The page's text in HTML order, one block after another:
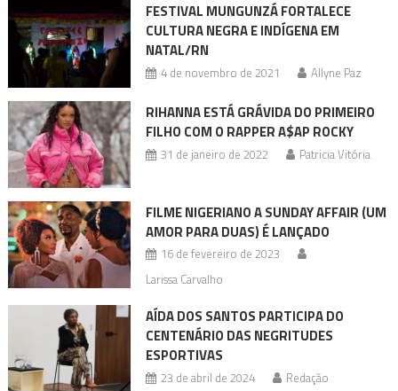
FESTIVAL MUNGUNZÁ FORTALECE
CULTURA NEGRA E INDÍGENA EM
NATAL/RN
4 de novembro de 2021 Allyne Paz
RIHANNA ESTÁ GRÁVIDA DO PRIMEIRO
FILHO COM O RAPPER A$AP ROCKY
31 de janeiro de 2022 Patricia Vitória
FILME NIGERIANO A SUNDAY AFFAIR (UM
AMOR PARA DUAS) É LANÇADO
16 de fevereiro de 2023
Larissa Carvalho
AÍDA DOS SANTOS PARTICIPA DO
CENTENÁRIO DAS NEGRITUDES
ESPORTIVAS
23 de abril de 2024 Redação